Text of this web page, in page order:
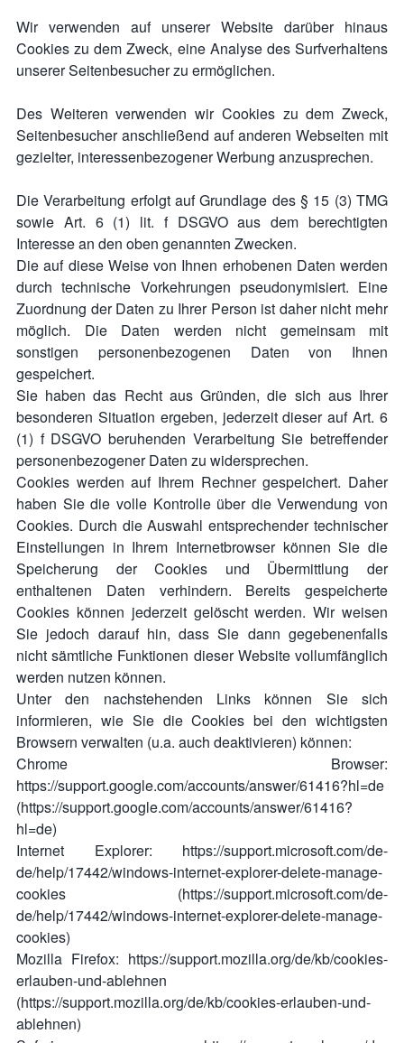
Wir verwenden auf unserer Website darüber hinaus
Cookies zu dem Zweck, eine Analyse des Surfverhaltens
unserer Seitenbesucher zu ermöglichen.
Des Weiteren verwenden wir Cookies zu dem Zweck,
Seitenbesucher anschließend auf anderen Webseiten mit
gezielter, interessenbezogener Werbung anzusprechen.
Die Verarbeitung erfolgt auf Grundlage des § 15 (3) TMG
sowie Art. 6 (1) lit. f DSGVO aus dem berechtigten
Interesse an den oben genannten Zwecken.
Die auf diese Weise von Ihnen erhobenen Daten werden
durch technische Vorkehrungen pseudonymisiert. Eine
Zuordnung der Daten zu Ihrer Person ist daher nicht mehr
möglich. Die Daten werden nicht gemeinsam mit
sonstigen personenbezogenen Daten von Ihnen
gespeichert.
Sie haben das Recht aus Gründen, die sich aus Ihrer
besonderen Situation ergeben, jederzeit dieser auf Art. 6
(1) f DSGVO beruhenden Verarbeitung Sie betreffender
personenbezogener Daten zu widersprechen.
Cookies werden auf Ihrem Rechner gespeichert. Daher
haben Sie die volle Kontrolle über die Verwendung von
Cookies. Durch die Auswahl entsprechender technischer
Einstellungen in Ihrem Internetbrowser können Sie die
Speicherung der Cookies und Übermittlung der
enthaltenen Daten verhindern. Bereits gespeicherte
Cookies können jederzeit gelöscht werden. Wir weisen
Sie jedoch darauf hin, dass Sie dann gegebenenfalls
nicht sämtliche Funktionen dieser Website vollumfänglich
werden nutzen können.
Unter den nachstehenden Links können Sie sich
informieren, wie Sie die Cookies bei den wichtigsten
Browsern verwalten (u.a. auch deaktivieren) können:
Chrome Browser:
https://support.google.com/accounts/answer/61416?hl=de
(https://support.google.com/accounts/answer/61416?
hl=de)
Internet Explorer: https://support.microsoft.com/de-
de/help/17442/windows-internet-explorer-delete-manage-
cookies (https://support.microsoft.com/de-
de/help/17442/windows-internet-explorer-delete-manage-
cookies)
Mozilla Firefox: https://support.mozilla.org/de/kb/cookies-
erlauben-und-ablehnen
(https://support.mozilla.org/de/kb/cookies-erlauben-und-
ablehnen)